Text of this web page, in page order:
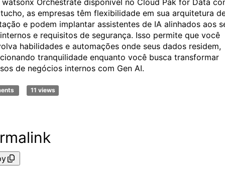
Orchestrate disponível no Cloud Pak for Data
as empresas têm flexibilidade em sua arquitetura
e podem implantar assistentes de IA alinhados aos
e requisitos de segurança. Isso permite que você
habilidades e automações onde seus dados residem,
tranquilidade enquanto você busca transformar
de negócios internos com Gen AI.
11 views